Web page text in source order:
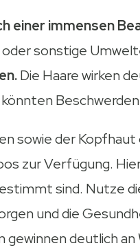
einer immensen
sonstige
Die Haare wirken
sowie der Kopfhaut
zur Verfügung.
sind. Nutze
und die
gewinnen deutlich